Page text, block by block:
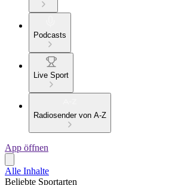
Podcasts
Live Sport
Radiosender von A-Z
App öffnen
Alle Inhalte
Beliebte Sportarten